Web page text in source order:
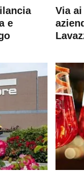
e
Via